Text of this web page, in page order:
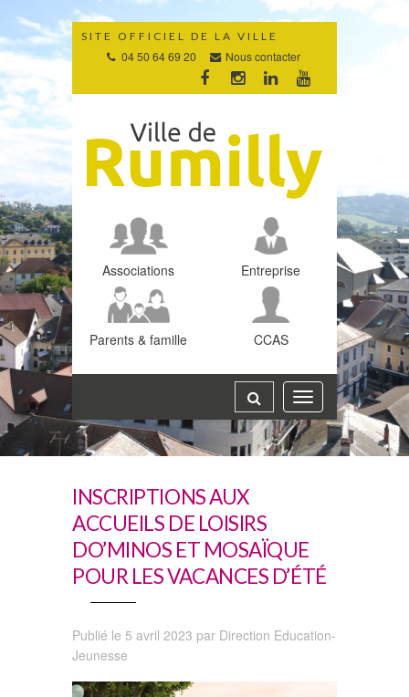
Gestion des traceurs
SITE OFFICIEL DE LA VILLE
04 50 64 69 20 Nous contacter
Lien
vers
compte
Facebook
Lien
vers
compte
Instagram
Lien
vers
compte
Linkedin
vers
Youtube
Associations Entreprise
Parents & famille CCAS
Toggle
navigation
INSCRIPTIONS AUX
ACCUEILS DE LOISIRS
DO’MINOS ET MOSAÏQUE
POUR LES VACANCES D’ÉTÉ
Publié le 5 avril 2023 par Direction Education-
Jeunesse